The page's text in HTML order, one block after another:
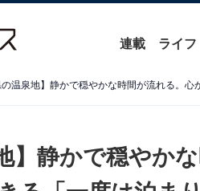
連載 ライフ
】静かで穏やか